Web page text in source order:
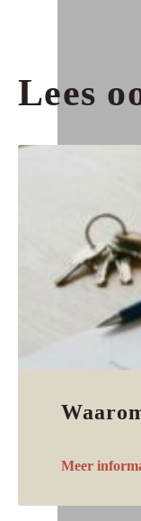
Lees
Meer